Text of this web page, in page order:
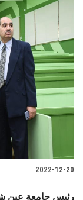
2022-12-20
رئيس جامعة عين